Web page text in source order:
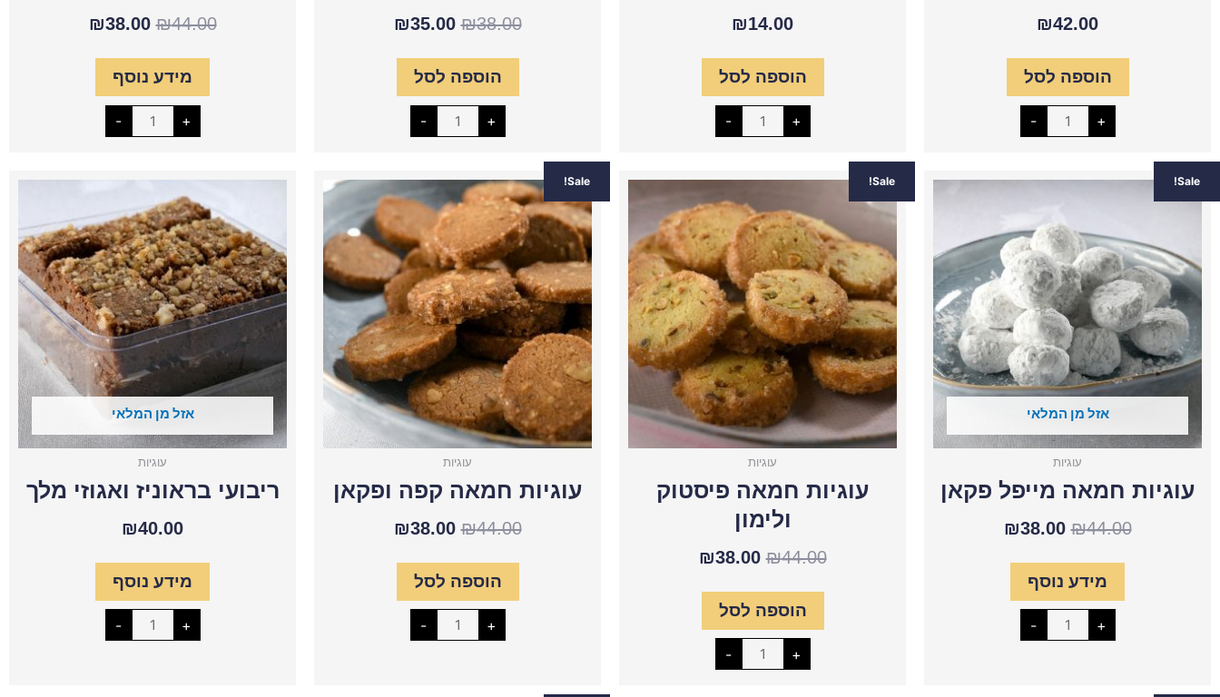
₪42.00
הוספה לסל
- +
₪14.00
הוספה לסל
- +
₪38.00
₪35.00
הוספה לסל
- +
₪44.00
₪38.00
מידע נוסף
- +
Sale!
אזל מן המלאי
עוגיות
עוגיות חמאה מייפל פקאן
₪44.00
המחיר
היה:
₪44.00.
₪38.00
המחיר
הוא:
₪38.00.
מידע נוסף
-
כמות
מייפל
פקאן
+
Sale!
עוגיות
עוגיות חמאה פיסטוק
ולימון
₪44.00
המחיר
המקורי
היה:
₪44.00.
₪38.00
המחיר
הנוכחי
הוא:
₪38.00.
הוספה לסל
-
כמות
עוגיות
חמאה
פיסטוק
ולימון
+
Sale!
עוגיות
עוגיות חמאה קפה ופקאן
₪44.00
המחיר
המקורי
היה:
₪44.00.
₪38.00
המחיר
הנוכחי
הוא:
₪38.00.
הוספה לסל
-
כמות
של
עוגיות
חמאה
קפה
ופקאן
+
אזל מן המלאי
עוגיות
ריבועי בראוניז ואגוזי מלך
₪40.00
מידע נוסף
-
כמות
ריבועי
בראוניז
ואגוזי
מלך
+